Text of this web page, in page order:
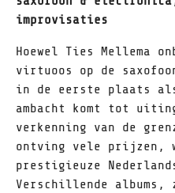
improvisaties
Hoewel Ties Mellema
virtuoos op de
in de eerste plaats
ambacht komt tot
verkenning van de
ontving vele prijzen,
prestigieuze
Verschillende